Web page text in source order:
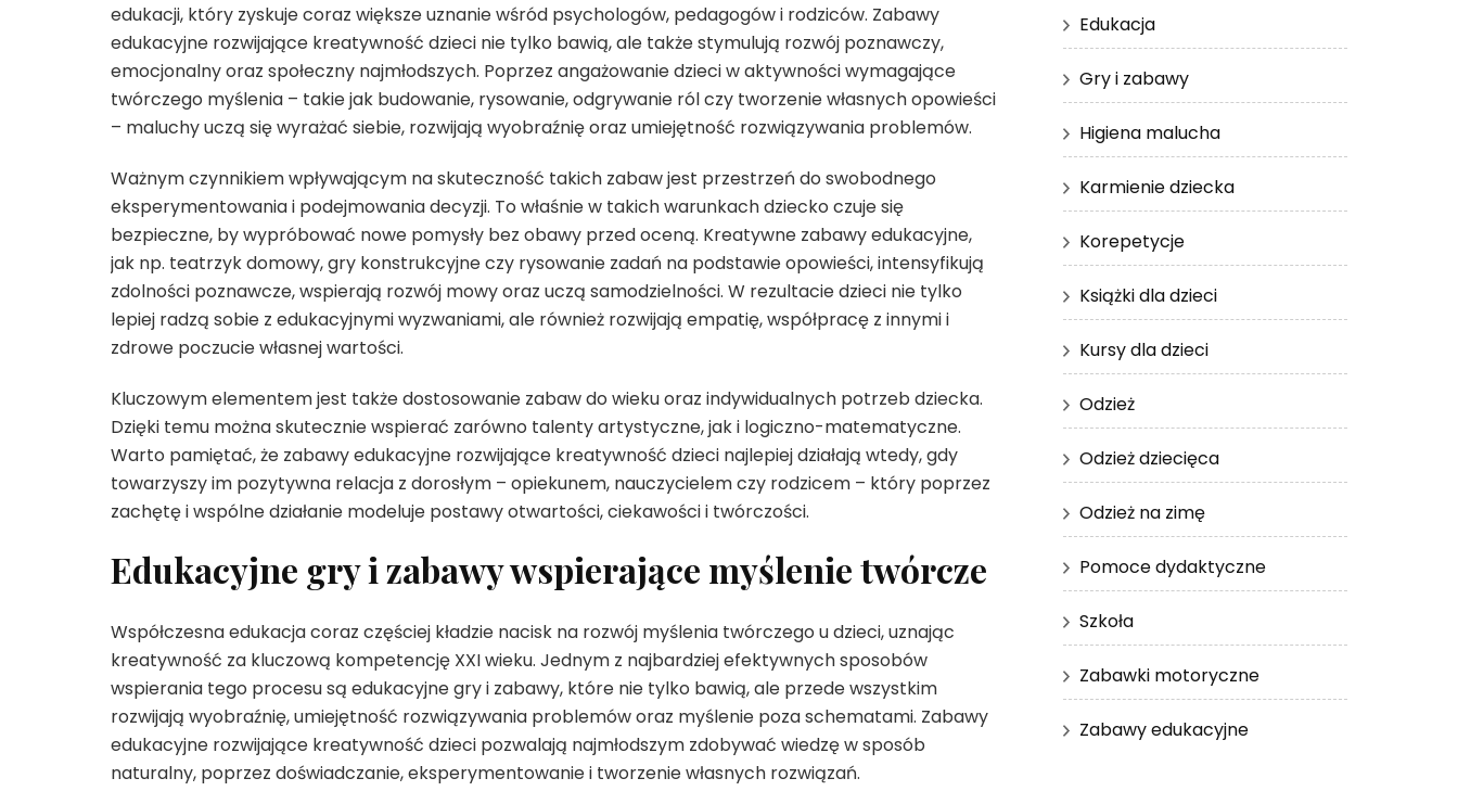
edukacji, który zyskuje coraz większe uznanie wśród psychologów, pedagogów i rodziców. Zabawy
edukacyjne rozwijające kreatywność dzieci nie tylko bawią, ale także stymulują rozwój poznawczy,
emocjonalny oraz społeczny najmłodszych. Poprzez angażowanie dzieci w aktywności wymagające
twórczego myślenia – takie jak budowanie, rysowanie, odgrywanie ról czy tworzenie własnych opowieści
– maluchy uczą się wyrażać siebie, rozwijają wyobraźnię oraz umiejętność rozwiązywania problemów.
Ważnym czynnikiem wpływającym na skuteczność takich zabaw jest przestrzeń do swobodnego
eksperymentowania i podejmowania decyzji. To właśnie w takich warunkach dziecko czuje się
bezpieczne, by wypróbować nowe pomysły bez obawy przed oceną. Kreatywne zabawy edukacyjne,
jak np. teatrzyk domowy, gry konstrukcyjne czy rysowanie zadań na podstawie opowieści, intensyfikują
zdolności poznawcze, wspierają rozwój mowy oraz uczą samodzielności. W rezultacie dzieci nie tylko
lepiej radzą sobie z edukacyjnymi wyzwaniami, ale również rozwijają empatię, współpracę z innymi i
zdrowe poczucie własnej wartości.
Kluczowym elementem jest także dostosowanie zabaw do wieku oraz indywidualnych potrzeb dziecka.
Dzięki temu można skutecznie wspierać zarówno talenty artystyczne, jak i logiczno-matematyczne.
Warto pamiętać, że zabawy edukacyjne rozwijające kreatywność dzieci najlepiej działają wtedy, gdy
towarzyszy im pozytywna relacja z dorosłym – opiekunem, nauczycielem czy rodzicem – który poprzez
zachętę i wspólne działanie modeluje postawy otwartości, ciekawości i twórczości.
Edukacyjne gry i zabawy wspierające myślenie twórcze
Współczesna edukacja coraz częściej kładzie nacisk na rozwój myślenia twórczego u dzieci, uznając
kreatywność za kluczową kompetencję XXI wieku. Jednym z najbardziej efektywnych sposobów
wspierania tego procesu są edukacyjne gry i zabawy, które nie tylko bawią, ale przede wszystkim
rozwijają wyobraźnię, umiejętność rozwiązywania problemów oraz myślenie poza schematami. Zabawy
edukacyjne rozwijające kreatywność dzieci pozwalają najmłodszym zdobywać wiedzę w sposób
naturalny, poprzez doświadczanie, eksperymentowanie i tworzenie własnych rozwiązań.
Edukacja
Gry i zabawy
Higiena malucha
Karmienie dziecka
Korepetycje
Książki dla dzieci
Kursy dla dzieci
Odzież
Odzież dziecięca
Odzież na zimę
Pomoce dydaktyczne
Szkoła
Zabawki motoryczne
Zabawy edukacyjne